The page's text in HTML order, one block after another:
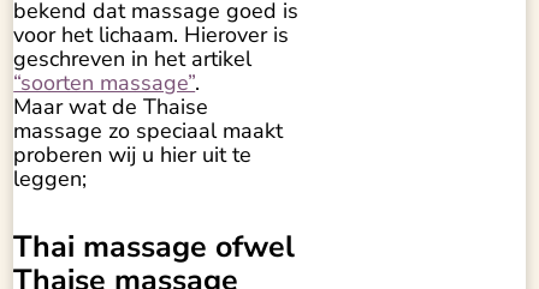
bekend dat massage goed is
voor het lichaam. Hierover is
geschreven in het artikel
“soorten massage”.
Maar wat de Thaise
massage zo speciaal maakt
proberen wij u hier uit te
leggen;
Thai massage ofwel
Thaise massage